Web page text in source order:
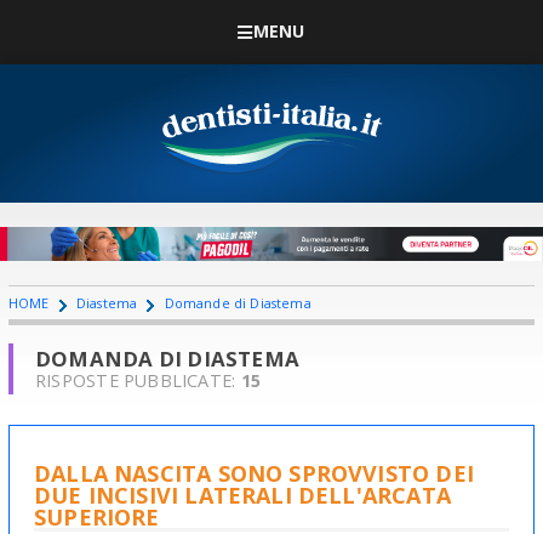
MENU
HOME Diastema Domande di Diastema
DOMANDA DI DIASTEMA
RISPOSTE PUBBLICATE: 15
DALLA NASCITA SONO SPROVVISTO DEI
DUE INCISIVI LATERALI DELL'ARCATA
SUPERIORE